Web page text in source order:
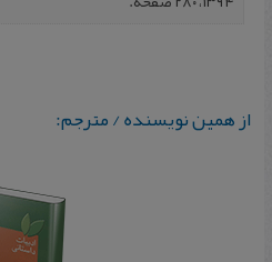
از همین نویسنده / مترجم: